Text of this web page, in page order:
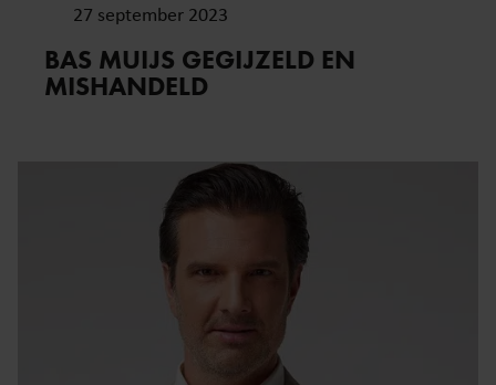
27 september 2023
BAS MUIJS GEGIJZELD EN
MISHANDELD